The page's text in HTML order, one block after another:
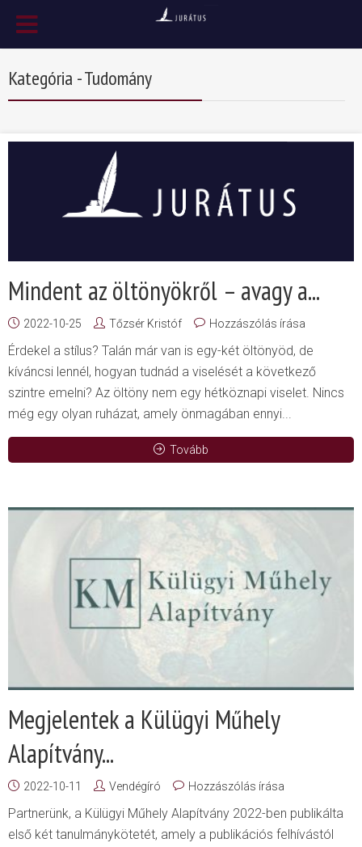
Kategória - Tudomány
Mindent az öltönyökről – avagy a...
2022-10-25 Tőzsér Kristóf Hozzászólás írása
Érdekel a stílus? Talán már van is egy-két öltönyöd, de
kíváncsi lennél, hogyan tudnád a viselését a következő
szintre emelni? Az öltöny nem egy hétköznapi viselet. Nincs
még egy olyan ruházat, amely önmagában ennyi...
Tovább
Megjelentek a Külügyi Műhely
Alapítvány...
2022-10-11 Vendégíró Hozzászólás írása
Partnerünk, a Külügyi Műhely Alapítvány 2022-ben publikálta
első két tanulmánykötetét, amely a publikációs felhívástól